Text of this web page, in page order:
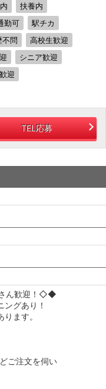
扶養内
勤可
駅チカ
不問
高校生歓迎
シニア歓迎
迎
TEL応募
ん歓迎！◇◆
グあり！
ます。
ご注文を伺い